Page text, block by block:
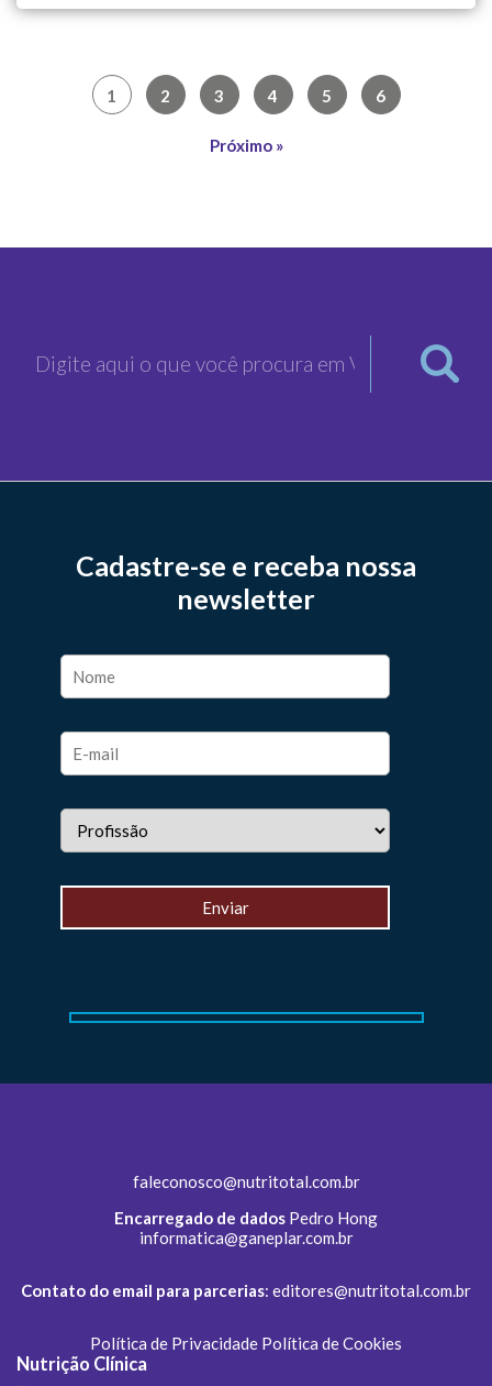
1 2 3 4 5 6
Próximo »
Cadastre-se e receba nossa
newsletter
faleconosco@nutritotal.com.br
Encarregado de dados Pedro Hong
informatica@ganeplar.com.br
Contato do email para parcerias: editores@nutritotal.com.br
Política de Privacidade Política de Cookies
Nutrição Clínica